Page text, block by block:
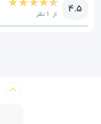
4.5 از 1 نظر